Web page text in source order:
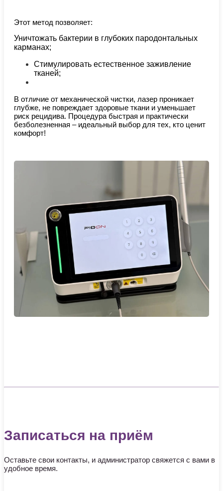
Этот метод позволяет:
Уничтожать бактерии в глубоких пародонтальных
карманах;
Стимулировать естественное заживление
тканей;
В отличие от механической чистки, лазер проникает
глубже, не повреждает здоровые ткани и уменьшает
риск рецидива. Процедура быстрая и практически
безболезненная – идеальный выбор для тех, кто ценит
комфорт!
Записаться на приём
Оставьте свои контакты, и администратор свяжется с вами в
удобное время.